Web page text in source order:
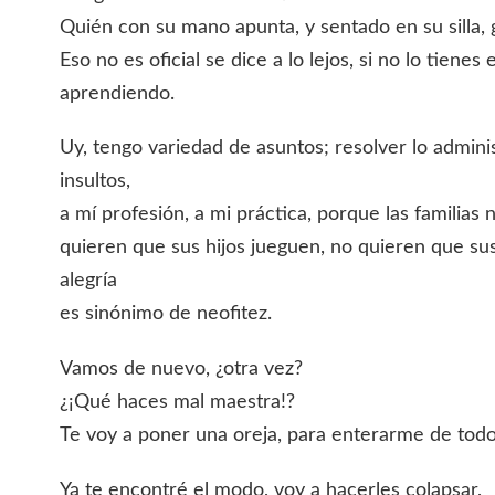
Quién con su mano apunta, y sentado en su silla,
Eso no es oficial se dice a lo lejos, si no lo tienes
aprendiendo.
Uy, tengo variedad de asuntos; resolver lo
insultos,
a mí profesión, a mi práctica, porque las familias
quieren que sus hijos jueguen, no quieren que
alegría
es sinónimo de neofitez.
Vamos de nuevo, ¿otra vez?
¿¡Qué haces mal maestra!?
Te voy a poner una oreja, para enterarme de
Ya te encontré el modo, voy a hacerles colapsar,